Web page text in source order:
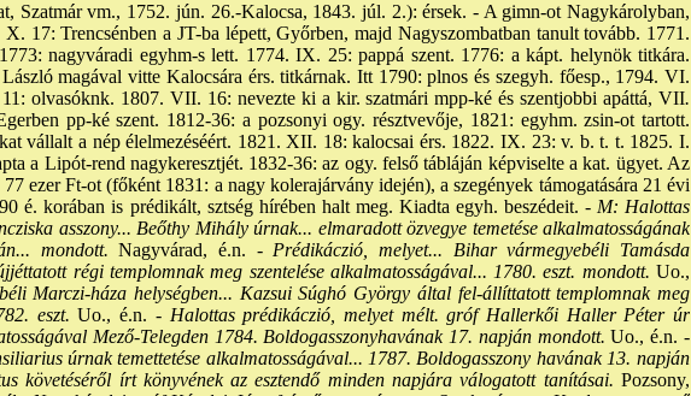
Szatmár vm., 1752. jún. 26.-Kalocsa, 1843. júl. 2.): érsek. - A gimn-ot Nagykárolyban,
17: Trencsénben a JT-ba lépett, Győrben, majd Nagyszombatban tanult tovább. 1771.
nagyváradi egyhm-s lett. 1774. IX. 25: pappá szent. 1776: a kápt. helynök titkára.
magával vitte Kalocsára érs. titkárnak. Itt 1790: plnos és szegyh. főesp., 1794. VI.
olvasóknk. 1807. VII. 16: nevezte ki a kir. szatmári mpp-ké és szentjobbi apáttá, VII.
pp-ké szent. 1812-36: a pozsonyi ogy. résztvevője, 1821: egyhm. zsin-ot tartott.
vállalt a nép élelmezéséért. 1821. XII. 18: kalocsai érs. 1822. IX. 23: v. b. t. t. 1825. I.
a Lipót-rend nagykeresztjét. 1832-36: az ogy. felső tábláján képviselte a kat. ügyet. Az
ezer Ft-ot (főként 1831: a nagy kolerajárvány idején), a szegények támogatására 21 évi
é. korában is prédikált, sztség hírében halt meg. Kiadta egyh. beszédeit. -M: Halottas
asszony... Beőthy Mihály úrnak... elmaradott özvegye temetése alkalmatosságának
mondott. Nagyvárad, é.n. -Prédikáczió, melyet... Bihar vármegyebéli Tamásda
régi templomnak meg szentelése alkalmatosságával... 1780. eszt. mondott. Uo.,
Marczi-háza helységben... Kazsui Súghó György által fel-állíttatott templomnak meg
eszt. Uo., é.n. -Halottas prédikáczió, melyet mélt. gróf Hallerkői Haller Péter úr
Mező-Telegden 1784. Boldogasszonyhavának 17. napján mondott. Uo., é.n. -
úrnak temettetése alkalmatosságával... 1787. Boldogasszony havának 13. napján
követéséről írt könyvének az esztendő minden napjára válogatott tanításai. Pozsony,